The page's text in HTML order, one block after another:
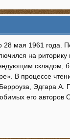
мая 1961 года.
на риторику
складом,
В процессе
Эдгара А.
его авторов